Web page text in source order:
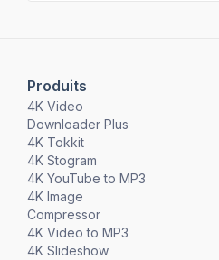
Produits
4K Video
Downloader Plus
4K Tokkit
4K Stogram
4K YouTube to MP3
4K Image
Compressor
4K Video to MP3
4K Slideshow